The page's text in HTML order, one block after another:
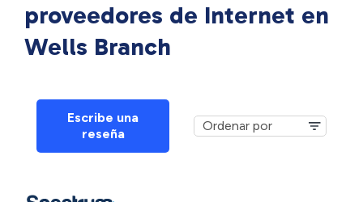
proveedores de Internet en
Wells Branch
Escribe una
reseña